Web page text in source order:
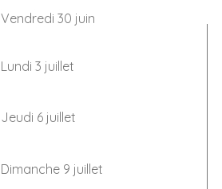
Vendredi 30 juin
Lundi 3 juillet
Jeudi 6 juillet
Dimanche 9 juillet